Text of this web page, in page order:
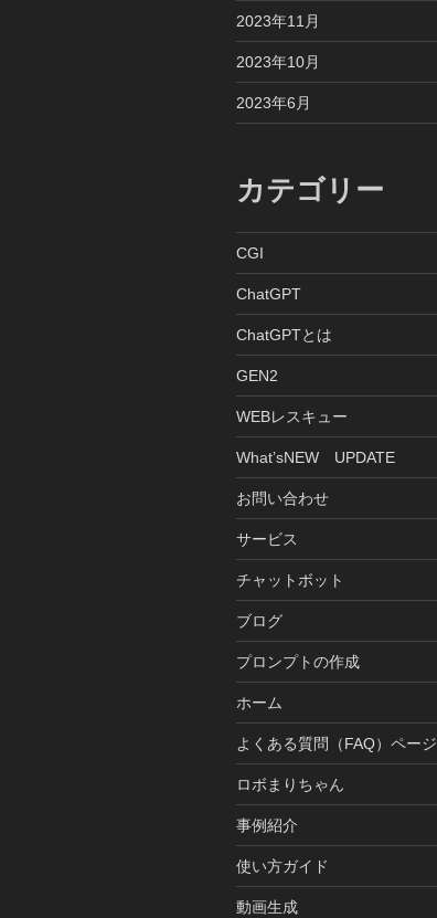
ン
2023年11月
2023年10月
2023年6月
カテゴリー
CGI
ChatGPT
ChatGPTとは
GEN2
WEBレスキュー
What’sNEW UPDATE
お問い合わせ
サービス
チャットボット
ブログ
プロンプトの作成
ホーム
よくある質問（FAQ）ページ
ロボまりちゃん
事例紹介
使い方ガイド
動画生成